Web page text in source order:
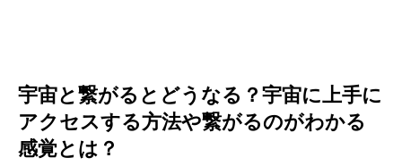
宇宙と繋がるとどうなる？宇宙に上手に
アクセスする方法や繋がるのがわかる
感覚とは？